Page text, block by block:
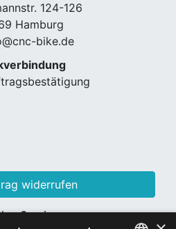
124-126
Hamburg
bike.de
widerrufen
Services